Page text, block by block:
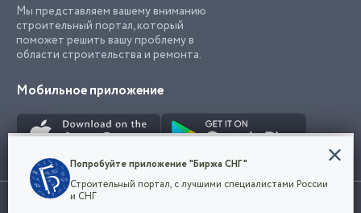
Мы представляем вашему вниманию
строительный портал, который
поможет решить вашу проблему в
области строительства и ремонта.
Мобильное приложение
Использование сайта, в том числе подача объявлений, означает
Конфиденциальность
Мы используем файлы cookie, чтобы сделать
наш сайт удобным для каждого
Попробуйте приложение "Биржа СНГ"
Строительный портал, с лучшими специалистами России
и СНГ